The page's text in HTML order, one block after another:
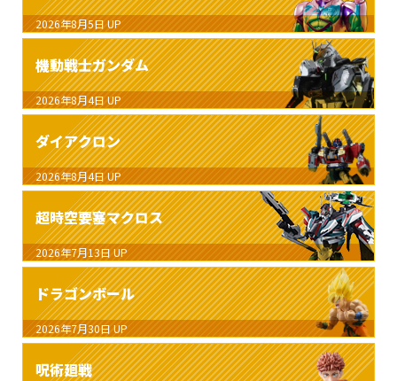
2026年8月5日 UP
機動戦士ガンダム
2026年8月4日 UP
ダイアクロン
2026年8月4日 UP
超時空要塞マクロス
2026年7月13日 UP
ドラゴンボール
2026年7月30日 UP
呪術廻戦